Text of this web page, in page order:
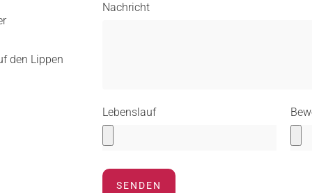
den Lippen
Nachricht
Lebenslauf
SENDEN